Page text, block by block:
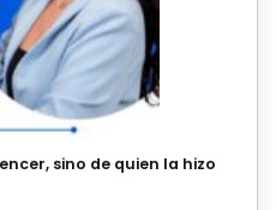
sino de quien la hizo